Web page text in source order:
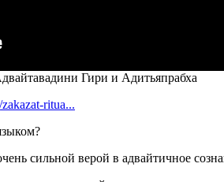
Гири и Адитьяпрабха
ritua...
сильной верой в адвайтичное